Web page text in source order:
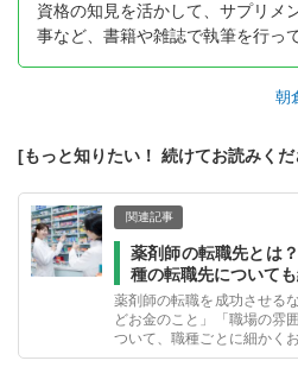
資格の知見を活かして、サプリメ
事など、書籍や雑誌で執筆を行っ
朝
[もっと知りたい！ 続けてお読みくだ
関連記事
薬剤師の転職先とは
種の転職先について
薬剤師の転職を成功させる
どお金のこと」「職場の雰
ついて、職種ごとに細かく
いポイントも交え、転職を